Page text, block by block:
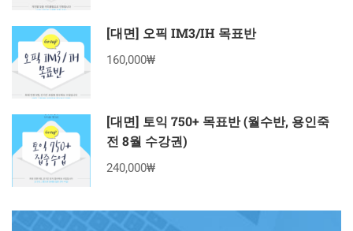
[대면] 오픽 IM3/IH 목표반
160,000₩
[대면] 토익 750+ 목표반 (월수반, 용인죽
전 8월 수강권)
240,000₩